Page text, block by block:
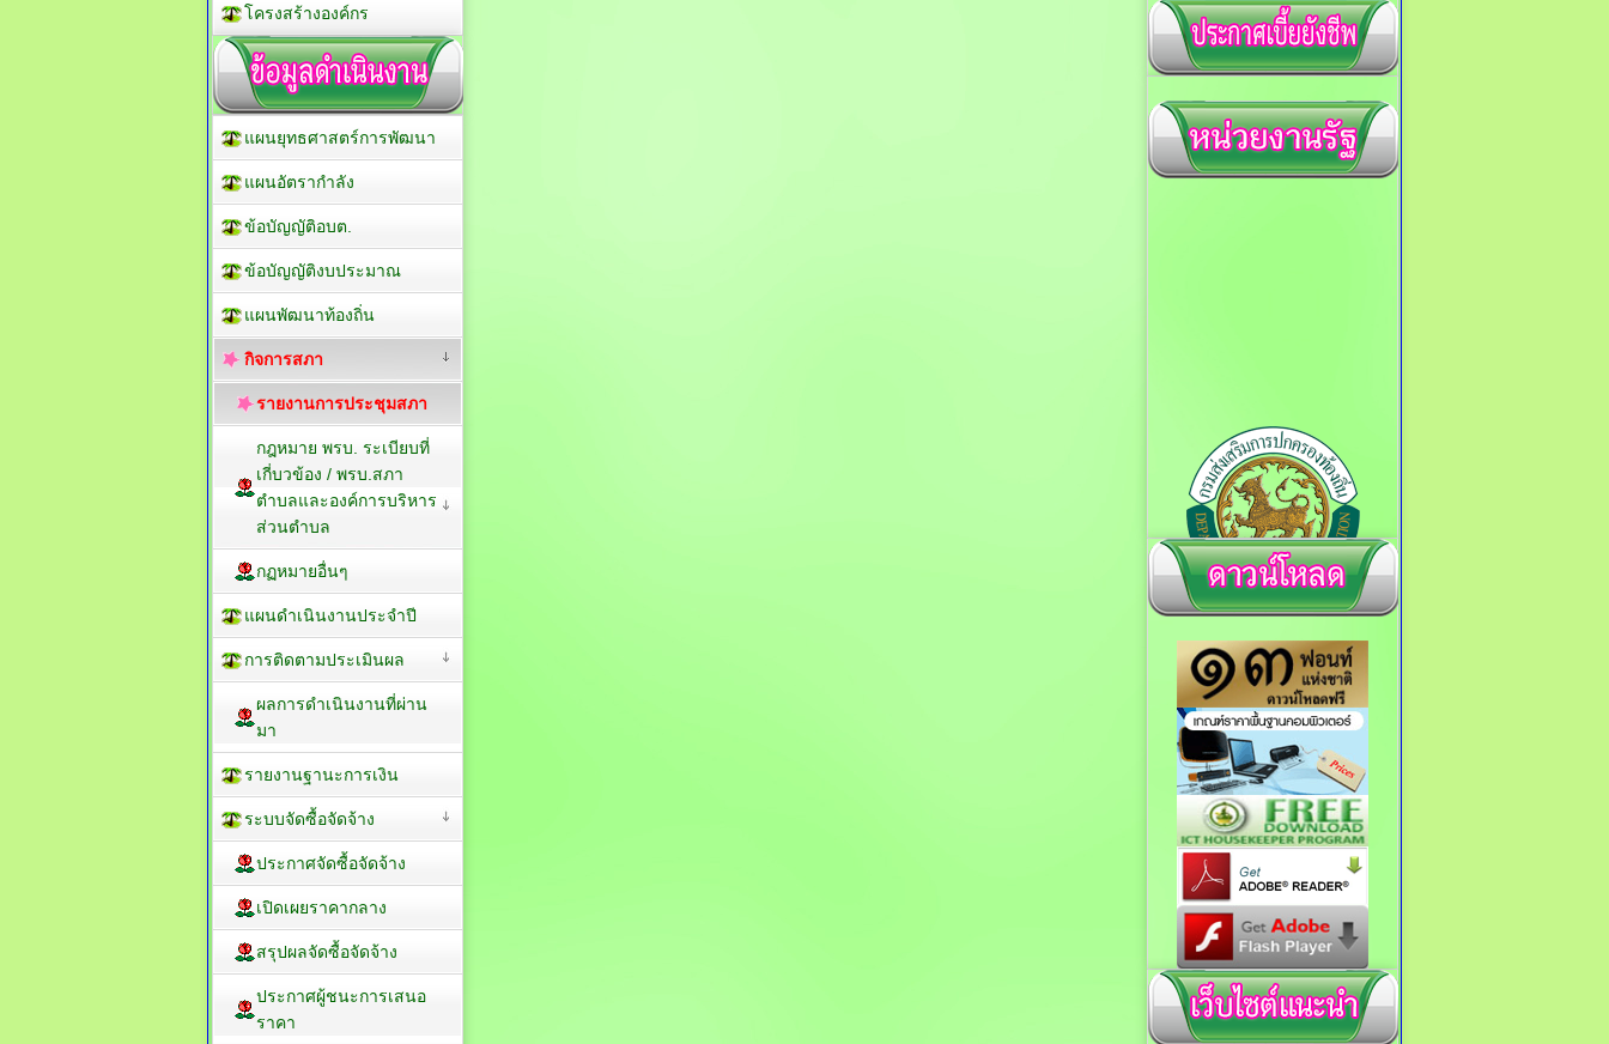
โครงสร้างองค์กร
แผนยุทธศาสตร์การพัฒนา
แผนอัตรากำลัง
ข้อบัญญัติอบต.
ข้อบัญญัติงบประมาณ
แผนพัฒนาท้องถิ่น
กิจการสภา
รายงานการประชุมสภา
กฎหมาย พรบ. ระเบียบที่
เกี่บวข้อง / พรบ.สภา
ตำบลและองค์การบริหาร
ส่วนตำบล
กฏหมายอื่นๆ
แผนดำเนินงานประจำปี
การติดตามประเมินผล
ผลการดำเนินงานที่ผ่าน
มา
รายงานฐานะการเงิน
ระบบจัดซื้อจัดจ้าง
ประกาศจัดซื้อจัดจ้าง
เปิดเผยราคากลาง
สรุปผลจัดซื้อจัดจ้าง
ประกาศผู้ชนะการเสนอ
ราคา